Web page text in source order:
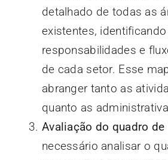
detalhado de todas as
existentes,
responsabilidades e
de cada setor. Esse
abranger tanto as
quanto as
Avaliação do quadro de
necessário analisar o